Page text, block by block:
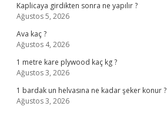
Kaplicaya girdikten sonra ne yapılır ?
Ağustos 5, 2026
Ava kaç ?
Ağustos 4, 2026
1 metre kare plywood kaç kg ?
Ağustos 3, 2026
1 bardak un helvasına ne kadar şeker konur ?
Ağustos 3, 2026